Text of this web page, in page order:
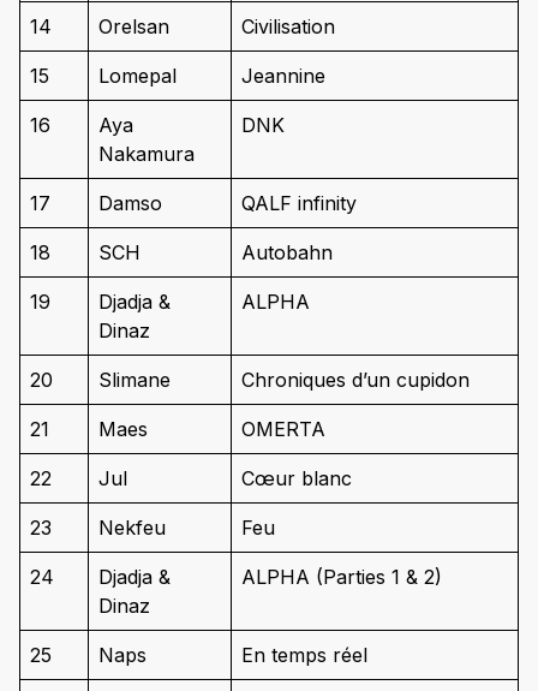
14 Orelsan Civilisation
15 Lomepal Jeannine
16
Aya
Nakamura
DNK
17 Damso QALF infinity
18 SCH Autobahn
19
Djadja &
Dinaz
ALPHA
20 Slimane Chroniques d’un cupidon
21 Maes OMERTA
22 Jul Cœur blanc
23 Nekfeu Feu
24
Djadja &
Dinaz
ALPHA (Parties 1 & 2)
25 Naps En temps réel